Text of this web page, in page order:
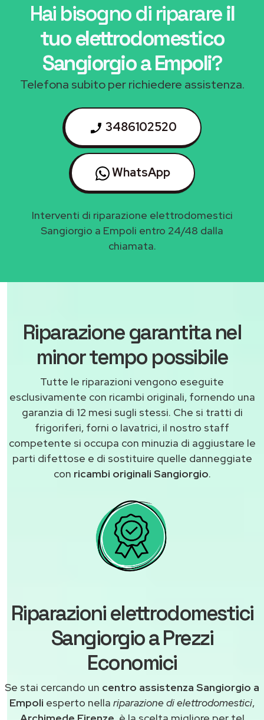
Hai bisogno di riparareil
tuo elettrodomestico
Sangiorgio a Empoli?
Telefona subito per richiedere assistenza.
3486102520
WhatsApp
Interventi di riparazione elettrodomestici
Sangiorgio a Empoli entro 24/48 dalla
chiamata.
Riparazione garantita nel
minor tempo possibile
Tutte le riparazioni vengono eseguite
esclusivamente con ricambi originali, fornendo una
garanzia di 12 mesi sugli stessi. Che si tratti di
frigoriferi, forni o lavatrici, il nostro staff
competente si occupa con minuzia di aggiustare le
parti difettose e di sostituire quelle danneggiate
con ricambi originali Sangiorgio.
Riparazioni elettrodomestici
Sangiorgio a Prezzi
Economici
Se stai cercando un centro assistenza Sangiorgio a
Empoli esperto nella riparazione di elettrodomestici,